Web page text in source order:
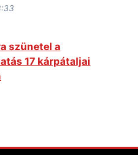
szünetel a
17 kárpátaljai